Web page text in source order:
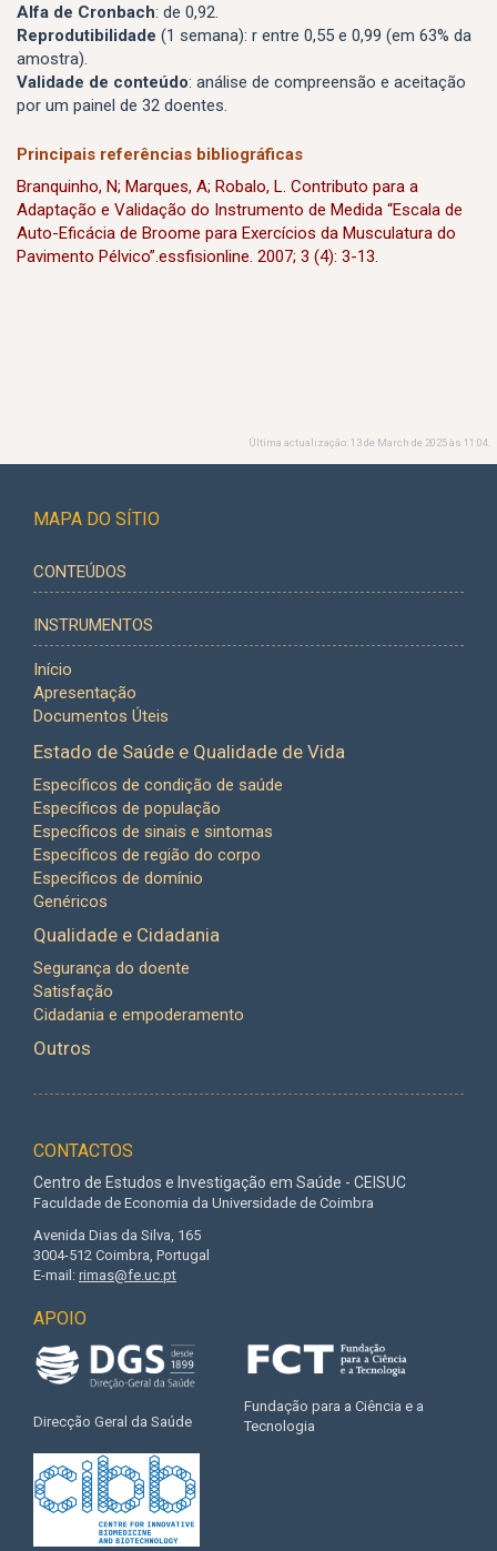
Alfa de Cronbach: de 0,92.
Reprodutibilidade (1 semana): r entre 0,55 e 0,99 (em 63% da
amostra).
Validade de conteúdo: análise de compreensão e aceitação
por um painel de 32 doentes.
Principais referências bibliográficas
Branquinho, N; Marques, A; Robalo, L. Contributo para a
Adaptação e Validação do Instrumento de Medida “Escala de
Auto-Eficácia de Broome para Exercícios da Musculatura do
Pavimento Pélvico”.essfisionline. 2007; 3 (4): 3-13.
Última actualização: 13 de March de 2025 às 11:04.
MAPA DO SÍTIO
CONTEÚDOS
INSTRUMENTOS
Início
Apresentação
Documentos Úteis
Estado de Saúde e Qualidade de Vida
Específicos de condição de saúde
Específicos de população
Específicos de sinais e sintomas
Específicos de região do corpo
Específicos de domínio
Genéricos
Qualidade e Cidadania
Segurança do doente
Satisfação
Cidadania e empoderamento
Outros
CONTACTOS
Centro de Estudos e Investigação em Saúde - CEISUC
Faculdade de Economia da Universidade de Coimbra
Avenida Dias da Silva, 165
3004-512 Coimbra, Portugal
E-mail: rimas@fe.uc.pt
APOIO
Direcção Geral da Saúde
Fundação para a Ciência e a
Tecnologia